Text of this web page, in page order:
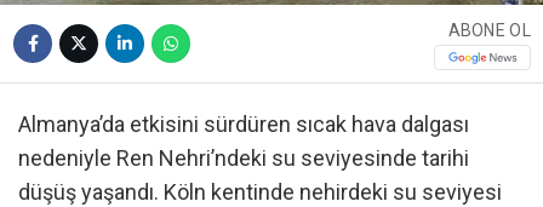
ABONE OL
Almanya’da etkisini sürdüren sıcak hava dalgası
nedeniyle Ren Nehri’ndeki su seviyesinde tarihi
düşüş yaşandı. Köln kentinde nehirdeki su seviyesi